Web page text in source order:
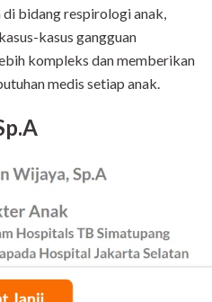
bidang respirologi anak,
kasus gangguan
kompleks dan memberikan
medis setiap anak.